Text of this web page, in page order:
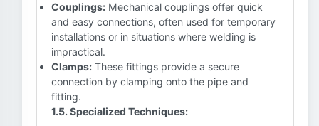
Couplings: Mechanical couplings offer quick
and easy connections, often used for temporary
installations or in situations where welding is
impractical.
Clamps: These fittings provide a secure
connection by clamping onto the pipe and
fitting.
1.5. Specialized Techniques: